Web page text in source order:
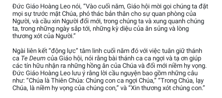
Đức Giáo Hoàng Leo nói, “Vào cuối năm, Giáo hội mời gọi chúng ta đặt
mọi sự trước mặt Chúa, phó thác bản thân cho sự quan phòng của
Người, và cầu xin Người đổi mới, trong chúng ta và xung quanh chúng
ta, trong những ngày sắp tới, những kỳ diệu của ân sủng và lòng
thương xót của Người.”
Ngài liên kết “động lực” tâm linh cuối năm đó với việc tuân giữ thánh
ca Te Deum của Giáo hội, nói rằng bài thánh ca ca ngợi và tạ ơn giúp
các tín hữu nhận ra những hồng ân của Chúa và đổi mới niềm hy vọng.
Đức Giáo Hoàng Leo lưu ý rằng lời cầu nguyện bao gồm những câu
như: “Chúa là Thiên Chúa: Chúng con ca ngợi Chúa,” “Trong Chúa, lạy
Chúa, là niềm hy vọng của chúng con,” và “Xin thương xót chúng con.”